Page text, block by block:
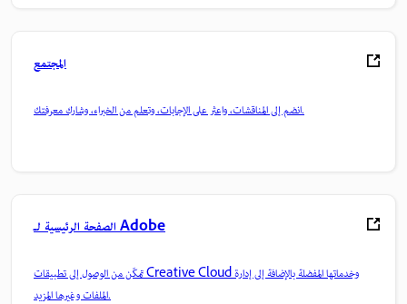
المجتمع
انضم إلى المناقشات، واعثر على الإجابات، وتعلم من الخبراء، وشارك معرفتك.
الصفحة الرئيسية لـ Adobe
تمكّن من الوصول إلى تطبيقات Creative Cloud وخدماتها المفضلة بالإضافة إلى إدارة
الملفات وغيرها المزيد.